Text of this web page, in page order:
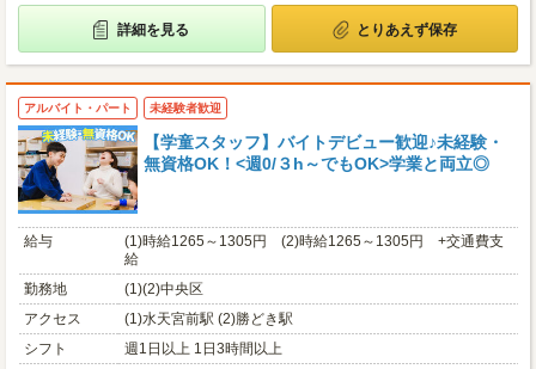
詳細を見る とりあえず保存
アルバイト・パート 未経験者歓迎
【学童スタッフ】バイトデビュー歓迎♪未経験・
無資格OK！<週0/３h～でもOK>学業と両立◎
給与
(1)時給1265～1305円 (2)時給1265～1305円 +交通費支
給
勤務地
(1)(2)中央区
アクセス
(1)水天宮前駅 (2)勝どき駅
シフト
週1日以上 1日3時間以上